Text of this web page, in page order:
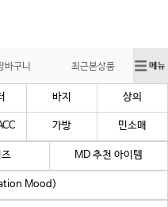
바구니 최근본상품
바지 상의
가방 민소매
MD 추천 아이템
Mood)